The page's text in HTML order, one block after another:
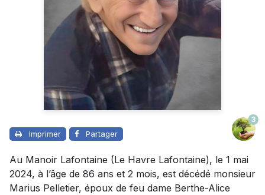
Imprimer Partager
3
Au Manoir Lafontaine (Le Havre Lafontaine), le 1 mai
2024, à l’âge de 86 ans et 2 mois, est décédé monsieur
Marius Pelletier, époux de feu dame Berthe-Alice